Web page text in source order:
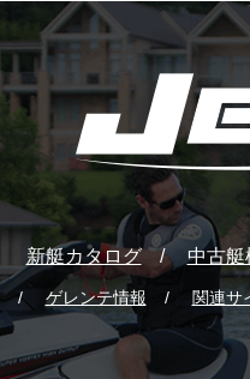
新艇カタログ 中古艇
ゲレンテ情報 関連サ